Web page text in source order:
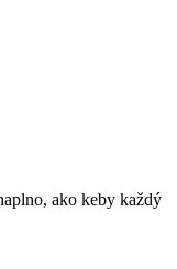
ako keby každý